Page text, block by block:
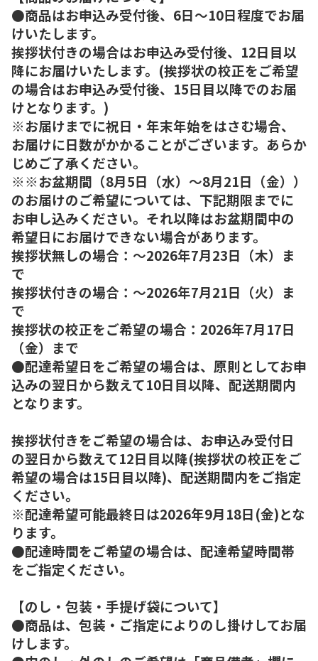
●商品はお申込み受付後、6日～10日程度でお届
けいたします。
挨拶状付きの場合はお申込み受付後、12日目以
降にお届けいたします。(挨拶状の校正をご希望
の場合はお申込み受付後、15日目以降でのお届
けとなります。)
※お届けまでに祝日・年末年始をはさむ場合、
お届けに日数がかかることがございます。あらか
じめご了承ください。
※※お盆期間（8月5日（水）～8月21日（金））
のお届けのご希望については、下記期限までに
お申し込みください。それ以降はお盆期間中の
希望日にお届けできない場合があります。
挨拶状無しの場合：～2026年7月23日（木）ま
で
挨拶状付きの場合：～2026年7月21日（火）ま
で
挨拶状の校正をご希望の場合：2026年7月17日
（金）まで
●配達希望日をご希望の場合は、原則としてお申
込みの翌日から数えて10日目以降、配送期間内
となります。
挨拶状付きをご希望の場合は、お申込み受付日
の翌日から数えて12日目以降(挨拶状の校正をご
希望の場合は15日目以降)、配送期間内をご指定
ください。
※配達希望可能最終日は2026年9月18日(金)とな
ります。
●配達時間をご希望の場合は、配達希望時間帯
をご指定ください。
【のし・包装・手提げ袋について】
●商品は、包装・ご指定によりのし掛けしてお届
けします。